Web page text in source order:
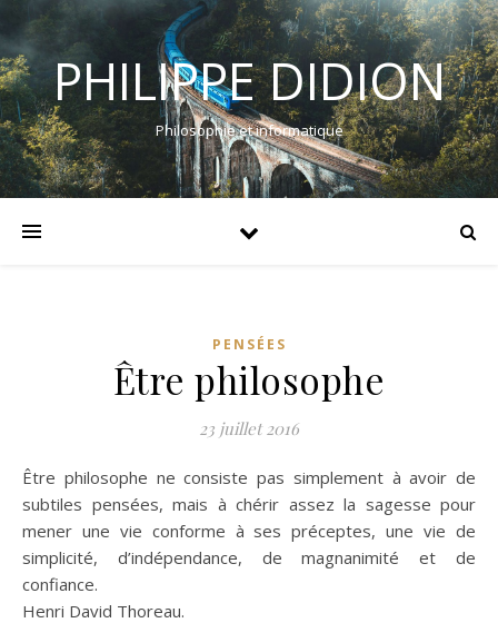
PHILIPPE DIDION
Philosophie et informatique
PENSÉES
Être philosophe
23 juillet 2016
Être philosophe ne consiste pas simplement à avoir de
subtiles pensées, mais à chérir assez la sagesse pour
mener une vie conforme à ses préceptes, une vie de
simplicité, d’indépendance, de magnanimité et de
confiance.
Henri David Thoreau.